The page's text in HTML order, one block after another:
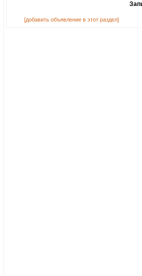
[добавить объявление в этот раздел]